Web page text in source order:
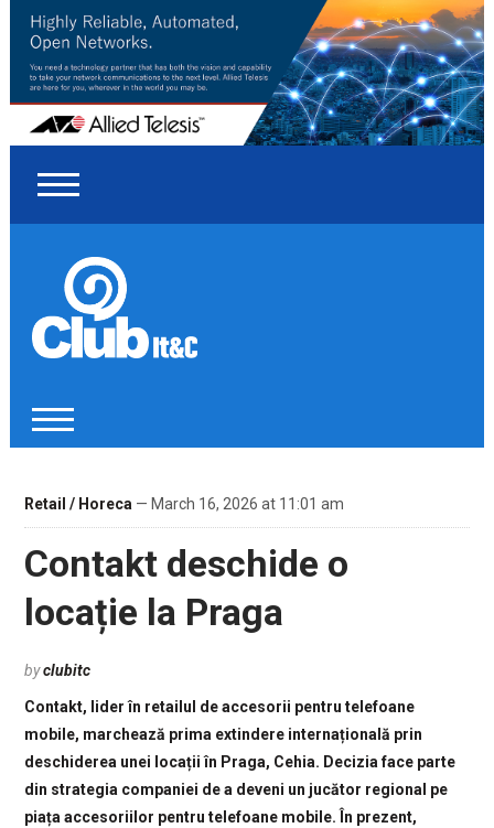
Retail / Horeca— March 16, 2026 at 11:01 am
Contakt deschide o
locație la Praga
byclubitc
Contakt, lider în retailul de accesorii pentru telefoane
mobile, marchează prima extindere internațională prin
deschiderea unei locații în Praga, Cehia. Decizia face parte
din strategia companiei de a deveni un jucător regional pe
piața accesoriilor pentru telefoane mobile. În prezent,